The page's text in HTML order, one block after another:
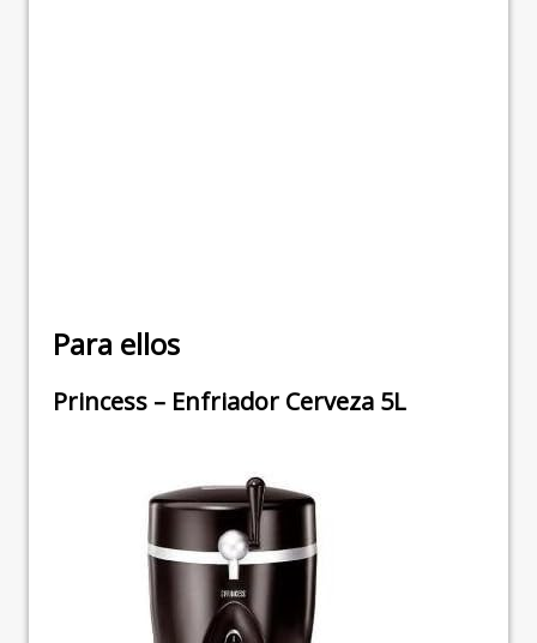
Para ellos
Princess – Enfriador Cerveza 5L